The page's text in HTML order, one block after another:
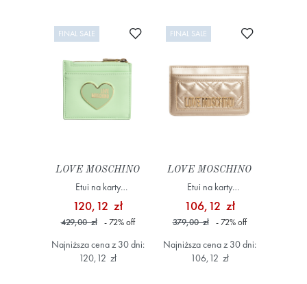
FINAL SALE Dodaj do ulubionych
LOVE MOSCHINO
Etui na karty
JC5626PP1ILN280A
Zielony
120,12 zł
429,00 zł - 72%off
Najniższa cena z 30 dni:
120,12 zł
FINAL SALE Dodaj do
LOVE MOSCHINO
Etui na karty
JC5659PP1MLA196A
Żółty/Złoty
106,12 zł
379,00 zł - 72%off
Najniższa cena z 30 dni:
106,12 zł